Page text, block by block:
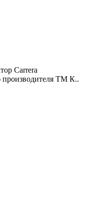
Carrera
производителя ТМ К..